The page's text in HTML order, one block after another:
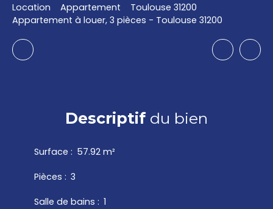
Location Appartement
Toulouse 31200
Appartement à louer, 3 pièces - Toulouse 31200
Descriptifdu bien
Surface : 57.92 m²
Pièces : 3
Salle de bains : 1